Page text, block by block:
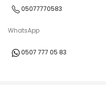
05077770583
WhatsApp
0507 777 05 83